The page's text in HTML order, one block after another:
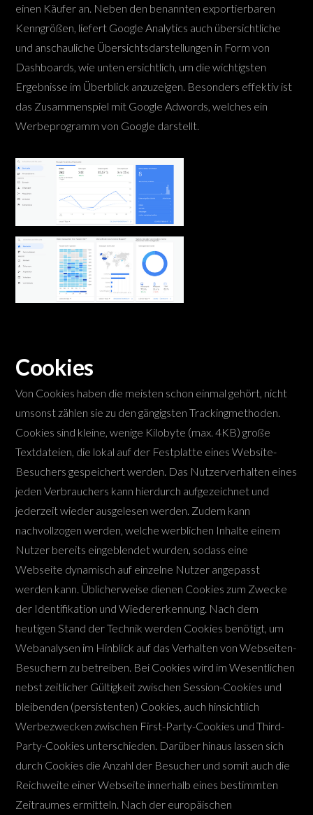
einen Käufer an. Neben den benannten exportierbaren
Kenngrößen, liefert Google Analytics auch übersichtliche
und anschauliche Übersichtsdarstellungen in Form von
Dashboards, wie unten ersichtlich, um die wichtigsten
Ergebnisse im Überblick anzuzeigen. Besonders effektiv ist
das Zusammenspiel mit Google Adwords, welches ein
Werbeprogramm von Google darstellt.
Cookies
Von Cookies haben die meisten schon einmal gehört, nicht
umsonst zählen sie zu den gängigsten Trackingmethoden.
Cookies sind kleine, wenige Kilobyte (max. 4KB) große
Textdateien, die lokal auf der Festplatte eines Website-
Besuchers gespeichert werden. Das Nutzerverhalten eines
jeden Verbrauchers kann hierdurch aufgezeichnet und
jederzeit wieder ausgelesen werden. Zudem kann
nachvollzogen werden, welche werblichen Inhalte einem
Nutzer bereits eingeblendet wurden, sodass eine
Webseite dynamisch auf einzelne Nutzer angepasst
werden kann. Üblicherweise dienen Cookies zum Zwecke
der Identifikation und Wiedererkennung. Nach dem
heutigen Stand der Technik werden Cookies benötigt, um
Webanalysen im Hinblick auf das Verhalten von Webseiten-
Besuchern zu betreiben. Bei Cookies wird im Wesentlichen
nebst zeitlicher Gültigkeit zwischen Session-Cookies und
bleibenden (persistenten) Cookies, auch hinsichtlich
Werbezwecken zwischen First-Party-Cookies und Third-
Party-Cookies unterschieden. Darüber hinaus lassen sich
durch Cookies die Anzahl der Besucher und somit auch die
Reichweite einer Webseite innerhalb eines bestimmten
Zeitraumes ermitteln. Nach der europäischen